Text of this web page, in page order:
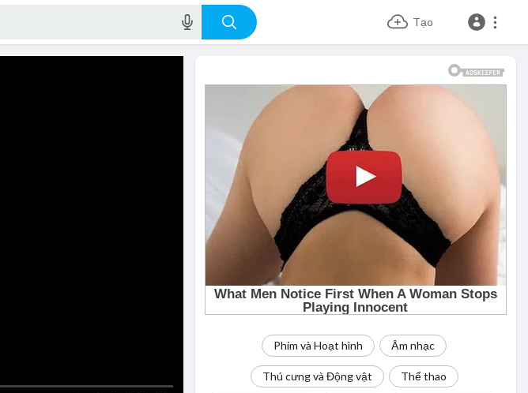
Tạo
Phim và Hoạt hình Âm nhạc
Thú cưng và Động vật Thể thao